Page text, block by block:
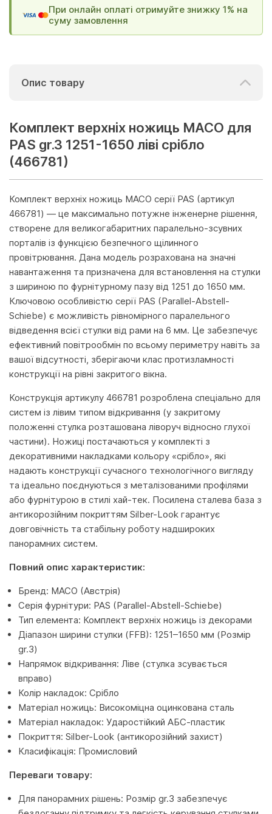
При онлайн оплаті отримуйте знижку 1% на
суму замовлення
Опис товару
Комплект верхніх ножиць МАСО для
PAS gr.3 1251-1650 ліві срібло
(466781)
Комплект верхніх ножиць MACO серії PAS (артикул
466781) — це максимально потужне інженерне рішення,
створене для великогабаритних паралельно-зсувних
порталів із функцією безпечного щілинного
провітрювання. Дана модель розрахована на значні
навантаження та призначена для встановлення на стулки
з шириною по фурнітурному пазу від 1251 до 1650 мм.
Ключовою особливістю серії PAS (Parallel-Abstell-
Schiebe) є можливість рівномірного паралельного
відведення всієї стулки від рами на 6 мм. Це забезпечує
ефективний повітрообмін по всьому периметру навіть за
вашої відсутності, зберігаючи клас протизламності
конструкції на рівні закритого вікна.
Конструкція артикулу 466781 розроблена спеціально для
систем із лівим типом відкривання (у закритому
положенні стулка розташована ліворуч відносно глухої
частини). Ножиці постачаються у комплекті з
декоративними накладками кольору «срібло», які
надають конструкції сучасного технологічного вигляду
та ідеально поєднуються з металізованими профілями
або фурнітурою в стилі хай-тек. Посилена сталева база з
антикорозійним покриттям Silber-Look гарантує
довговічність та стабільну роботу надшироких
панорамних систем.
Повний опис характеристик:
Бренд: MACO (Австрія)
Серія фурнітури: PAS (Parallel-Abstell-Schiebe)
Тип елемента: Комплект верхніх ножиць із декорами
Діапазон ширини стулки (FFB): 1251–1650 мм (Розмір
gr.3)
Напрямок відкривання: Ліве (стулка зсувається
вправо)
Колір накладок: Срібло
Матеріал ножиць: Високоміцна оцинкована сталь
Матеріал накладок: Ударостійкий АБС-пластик
Покриття: Silber-Look (антикорозійний захист)
Класифікація: Промисловий
Переваги товару:
Для панорамних рішень: Розмір gr.3 забезпечує